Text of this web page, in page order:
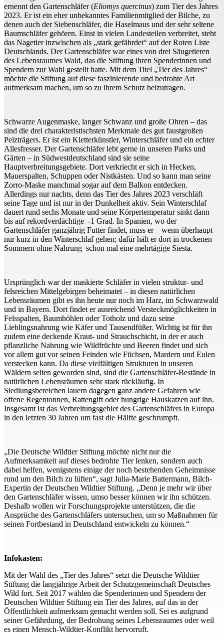
ernennt den Gartenschläfer (Eliomys quercinus) zum Tier des Jahres
2023. Er ist ein eher unbekanntes Familienmitglied der Bilche, zu
denen auch der Siebenschläfer, die Haselmaus und der sehr seltene
Baumschläfer gehören. Einst in vielen Landesteilen verbreitet, steht
das Nagetier inzwischen als „stark gefährdet“ auf der Roten Liste
Deutschlands. Der Gartenschläfer war eines von drei Säugetieren
des Lebensraumes Wald, das die Stiftung ihren Spenderinnen und
Spendern zur Wahl gestellt hatte. Mit dem Titel „Tier des Jahres“
möchte die Stiftung auf diese faszinierende und bedrohte Art
aufmerksam machen, um so zu ihrem Schutz beizutragen.
Schwarze Augenmaske, langer Schwanz und große Ohren – das
sind die drei charakteristischsten Merkmale des gut faustgroßen
Pelzträgers. Er ist ein Kletterkünstler, Winterschläfer und ein echter
Allesfresser. Der Gartenschläfer lebt gerne in unseren Parks und
Gärten – in Südwestdeutschland sind sie seine
Hauptverbreitungsgebiete. Dort verkriecht er sich in Hecken,
Mauerspalten, Schuppen oder Nistkästen. Und so kann man seine
Zorro-Maske manchmal sogar auf dem Balkon entdecken.
Allerdings nur nachts, denn das Tier des Jahres 2023 verschläft
seine Tage und ist nur in der Dunkelheit aktiv. Sein Winterschlaf
dauert rund sechs Monate und seine Körpertemperatur sinkt dann
bis auf rekordverdächtige -1 Grad. In Spanien, wo der
Gartenschläfer ganzjährig Futter findet, muss er – wenn überhaupt –
nur kurz in den Winterschlaf gehen; dafür hält er dort in trockenen
Sommern ohne Nahrung schon mal eine mehrtägige Siesta.
Ursprünglich war der maskierte Schläfer in vielen struktur- und
felsreichen Mittelgebirgen beheimatet – in diesen natürlichen
Lebensräumen gibt es ihn heute nur noch im Harz, im Schwarzwald
und in Bayern. Dort findet er ausreichend Versteckmöglichkeiten in
Felsspalten, Baumhöhlen oder Totholz und dazu seine
Lieblingsnahrung wie Käfer und Tausendfüßer. Wichtig ist für ihn
zudem eine deckende Kraut- und Strauchschicht, in der er auch
pflanzliche Nahrung wie Wildfrüchte und Beeren findet und sich
vor allem gut vor seinen Feinden wie Füchsen, Mardern und Eulen
verstecken kann. Da diese vielfältigen Strukturen in unseren
Wäldern selten geworden sind, sind die Gartenschläfer-Bestände in
natürlichen Lebensräumen sehr stark rückläufig. In
Siedlungsbereichen lauern dagegen ganz andere Gefahren wie
offene Regentonnen, Rattengift oder hungrige Hauskatzen auf ihn.
Insgesamt ist das Verbreitungsgebiet des Gartenschläfers in Europa
in den letzten 30 Jahren um fast die Hälfte geschrumpft.
„Die Deutsche Wildtier Stiftung möchte nicht nur die
Aufmerksamkeit auf dieses bedrohte Tier lenken, sondern auch
dabei helfen, wenigstens einige der noch bestehenden Geheimnisse
rund um den Bilch zu lüften“, sagt Julia-Marie Battermann, Bilch-
Expertin der Deutschen Wildtier Stiftung. „Denn je mehr wir über
den Gartenschläfer wissen, umso besser können wir ihn schützen.
Deshalb wollen wir Forschungsprojekte unterstützen, die die
Ansprüche des Gartenschläfers untersuchen, um so Maßnahmen für
seinen Fortbestand in Deutschland entwickeln zu können.“
Infokasten:
Mit der Wahl des „Tier des Jahres“ setzt die Deutsche Wildtier
Stiftung die langjährige Arbeit der Schutzgemeinschaft Deutsches
Wild fort. Seit 2017 wählen die Spenderinnen und Spendern der
Deutschen Wildtier Stiftung ein Tier des Jahres, auf das in der
Öffentlichkeit aufmerksam gemacht werden soll. Sei es aufgrund
seiner Gefährdung, der Bedrohung seines Lebensraumes oder weil
es einen Mensch-Wildtier-Konflikt hervorruft.